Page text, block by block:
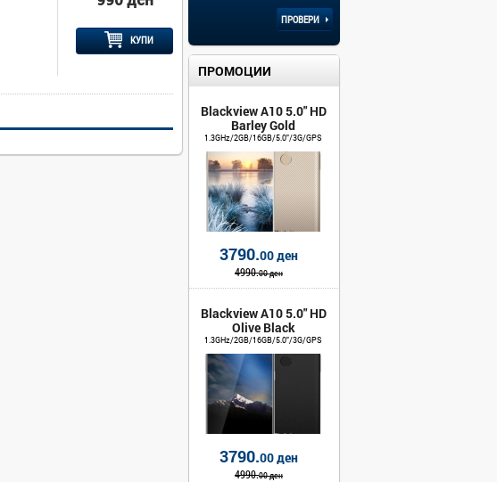
КУПИ
ПРОВЕРИ
ПРОМОЦИИ
Blackview A10 5.0" HD
Barley Gold
1.3GHz/2GB/16GB/5.0"/3G/GPS
3790.00 ден
4990.00 ден
Blackview A10 5.0" HD
Olive Black
1.3GHz/2GB/16GB/5.0"/3G/GPS
3790.00 ден
4990.00 ден